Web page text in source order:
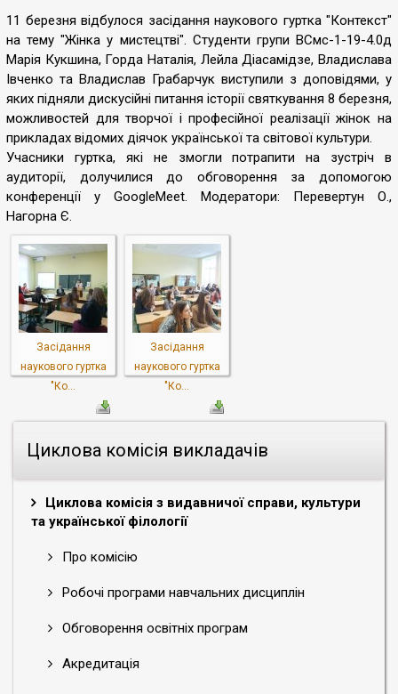
Циклова комісія викладачів
Циклова комісія з видавничої справи, культури
та української філології
Про комісію
Робочі програми навчальних дисциплін
Обговорення освітніх програм
Акредитація
11 березня відбулося засідання наукового гуртка "Контекст"
на тему "Жінка у мистецтві". Студенти групи ВСмс-1-19-4.0д
Марія Кукшина, Горда Наталія, Лейла Діасамідзе, Владислава
Івченко та Владислав Грабарчук виступили з доповідями, у
яких підняли дискусійні питання історії святкування 8 березня,
можливостей для творчої і професійної реалізації жінок на
прикладах відомих діячок української та світової культури.
Учасники гуртка, які не змогли потрапити на зустріч в
аудиторії, долучилися до обговорення за допомогою
конференції у GoogleMeet. Модератори: Перевертун О.,
Нагорна Є.
Засідання
наукового гуртка
"Ко...
Засідання
наукового гуртка
"Ко...